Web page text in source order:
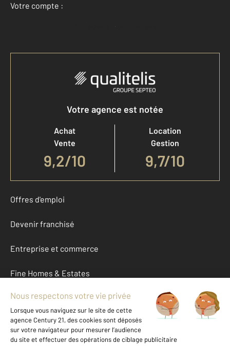
Votre compte :
Accéder à mon compte
Votre agence est notée
Achat
Vente
9,2/10
Location
Gestion
9,7/10
Offres d'emploi
Devenir franchisé
Entreprise et commerce
Fine Homes & Estates
À propos
International